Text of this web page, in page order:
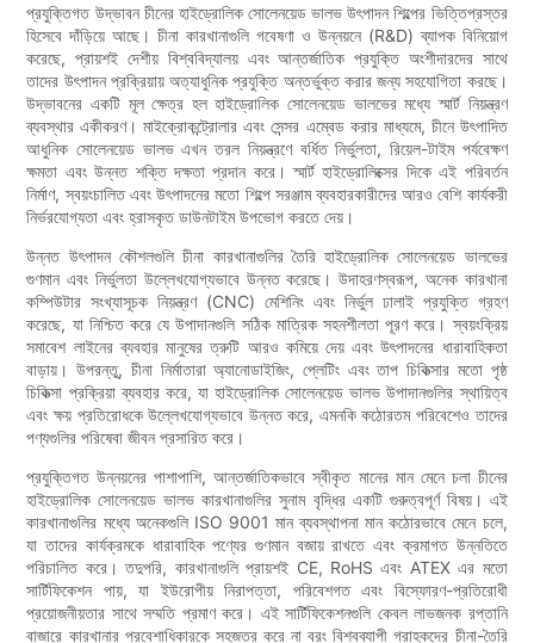
প্রযুক্তিগত উদ্ভাবন চীনের হাইড্রোলিক সোলেনয়েড ভালভ উৎপাদন শিল্পের ভিত্তিপ্রস্তর
হিসেবে দাঁড়িয়ে আছে। চীনা কারখানাগুলি গবেষণা ও উন্নয়নে (R&D) ব্যাপক বিনিয়োগ
করেছে, প্রায়শই দেশীয় বিশ্ববিদ্যালয় এবং আন্তর্জাতিক প্রযুক্তি অংশীদারদের সাথে
তাদের উৎপাদন প্রক্রিয়ায় অত্যাধুনিক প্রযুক্তি অন্তর্ভুক্ত করার জন্য সহযোগিতা করছে।
উদ্ভাবনের একটি মূল ক্ষেত্র হল হাইড্রোলিক সোলেনয়েড ভালভের মধ্যে স্মার্ট নিয়ন্ত্রণ
ব্যবস্থার একীকরণ। মাইক্রোকন্ট্রোলার এবং সেন্সর এম্বেড করার মাধ্যমে, চীনে উৎপাদিত
আধুনিক সোলেনয়েড ভালভ এখন তরল নিয়ন্ত্রণে বর্ধিত নির্ভুলতা, রিয়েল-টাইম পর্যবেক্ষণ
ক্ষমতা এবং উন্নত শক্তি দক্ষতা প্রদান করে। স্মার্ট হাইড্রোলিক্সের দিকে এই পরিবর্তন
নির্মাণ, স্বয়ংচালিত এবং উৎপাদনের মতো শিল্পে সরঞ্জাম ব্যবহারকারীদের আরও বেশি কার্যকরী
নির্ভরযোগ্যতা এবং হ্রাসকৃত ডাউনটাইম উপভোগ করতে দেয়।
উন্নত উৎপাদন কৌশলগুলি চীনা কারখানাগুলির তৈরি হাইড্রোলিক সোলেনয়েড ভালভের
গুণমান এবং নির্ভুলতা উল্লেখযোগ্যভাবে উন্নত করেছে। উদাহরণস্বরূপ, অনেক কারখানা
কম্পিউটার সংখ্যাসূচক নিয়ন্ত্রণ (CNC) মেশিনিং এবং নির্ভুল ঢালাই প্রযুক্তি গ্রহণ
করেছে, যা নিশ্চিত করে যে উপাদানগুলি সঠিক মাত্রিক সহনশীলতা পূরণ করে। স্বয়ংক্রিয়
সমাবেশ লাইনের ব্যবহার মানুষের ত্রুটি আরও কমিয়ে দেয় এবং উৎপাদনের ধারাবাহিকতা
বাড়ায়। উপরন্তু, চীনা নির্মাতারা অ্যানোডাইজিং, প্লেটিং এবং তাপ চিকিত্সার মতো পৃষ্ঠ
চিকিত্সা প্রক্রিয়া ব্যবহার করে, যা হাইড্রোলিক সোলেনয়েড ভালভ উপাদানগুলির স্থায়িত্ব
এবং ক্ষয় প্রতিরোধকে উল্লেখযোগ্যভাবে উন্নত করে, এমনকি কঠোরতম পরিবেশেও তাদের
পণ্যগুলির পরিষেবা জীবন প্রসারিত করে।
প্রযুক্তিগত উন্নয়নের পাশাপাশি, আন্তর্জাতিকভাবে স্বীকৃত মানের মান মেনে চলা চীনের
হাইড্রোলিক সোলেনয়েড ভালভ কারখানাগুলির সুনাম বৃদ্ধির একটি গুরুত্বপূর্ণ বিষয়। এই
কারখানাগুলির মধ্যে অনেকগুলি ISO 9001 মান ব্যবস্থাপনা মান কঠোরভাবে মেনে চলে,
যা তাদের কার্যক্রমকে ধারাবাহিক পণ্যের গুণমান বজায় রাখতে এবং ক্রমাগত উন্নতিতে
পরিচালিত করে। তদুপরি, কারখানাগুলি প্রায়শই CE, RoHS এবং ATEX এর মতো
সার্টিফিকেশন পায়, যা ইউরোপীয় নিরাপত্তা, পরিবেশগত এবং বিস্ফোরণ-প্রতিরোধী
প্রয়োজনীয়তার সাথে সম্মতি প্রমাণ করে। এই সার্টিফিকেশনগুলি কেবল লাভজনক রপ্তানি
বাজারে কারখানার প্রবেশাধিকারকে সহজতর করে না বরং বিশ্বব্যাপী গ্রাহকদের চীনা-তৈরি